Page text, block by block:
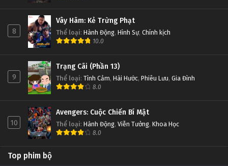
8
Vây Hãm: Kẻ Trừng Phạt
Thể loại: Hành Động, Hình Sự, Chính kịch
10.0
9
Trạng Cãi (Phần 13)
Thể loại: Tình Cảm, Hài Hước, Phiêu Lưu, Gia Đình
8.0
10
Avengers: Cuộc Chiến Bí Mật
Thể loại: Hành Động, Viễn Tưởng, Khoa Học
8.0
Top phim bộ